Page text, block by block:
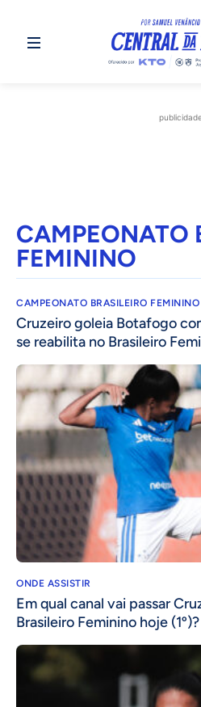
CAMPEONATO
FEMININO
CAMPEONATO BRASILEIRO FEMININO
Cruzeiro goleia Botafogo
se reabilita no Brasileiro
ONDE ASSISTIR
Em qual canal vai passar
Brasileiro Feminino hoje (1º)?